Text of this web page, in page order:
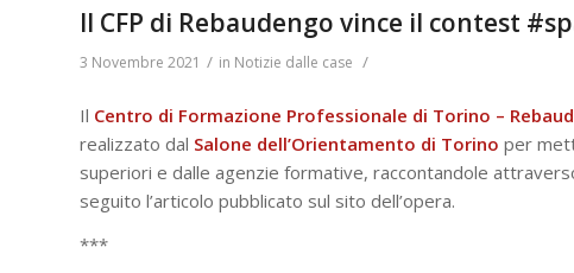
Il CFP di Rebaudengo vince il contest
3 Novembre 2021 / in Notizie dalle case /
Il Centro di Formazione Professionale di Torino –
realizzato dal Salone dell’Orientamento di Torino per
superiori e dalle agenzie formative, raccontandole
seguito l’articolo pubblicato sul sito dell’opera.
***